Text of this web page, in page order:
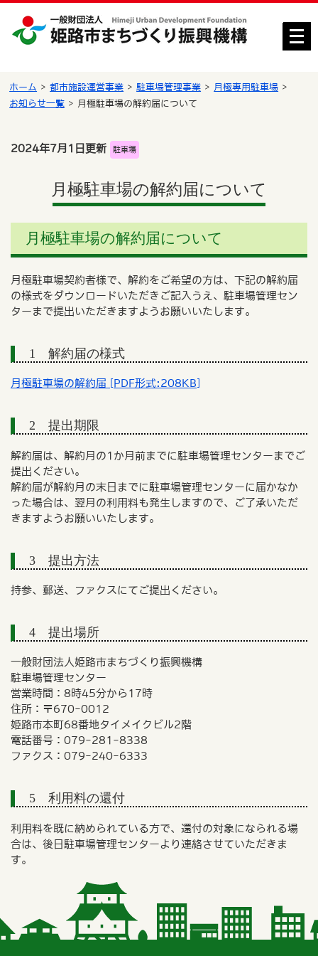
メ
ニ
を
ホーム 都市施設運営事業 駐車場管理事業
月極専用駐車場
お知らせ一覧
月極駐車場の解約届について
2024年7月1日更新 駐車場
月極駐車場の解約届について
月極駐車場の解約届について
月極駐車場契約者様で、解約をご希望の方は、下記の解約届
の様式をダウンロードいただきご記入うえ、駐車場管理セン
ターまで提出いただきますようお願いいたします。
1 解約届の様式
月極駐車場の解約届 [PDF形式:208KB]
2 提出期限
解約届は、解約月の1か月前までに駐車場管理センターまでご
提出ください。
解約届が解約月の末日までに駐車場管理センターに届かなか
った場合は、翌月の利用料も発生しますので、ご了承いただ
きますようお願いいたします。
3 提出方法
持参、郵送、ファクスにてご提出ください。
4 提出場所
一般財団法人姫路市まちづくり振興機構
駐車場管理センター
営業時間：8時45分から17時
住所：〒670-0012
姫路市本町68番地タイメイクビル2階
電話番号：079-281-8338
ファクス：079-240-6333
5 利用料の還付
利用料を既に納められている方で、還付の対象になられる場
合は、後日駐車場管理センターより連絡させていただきま
す。